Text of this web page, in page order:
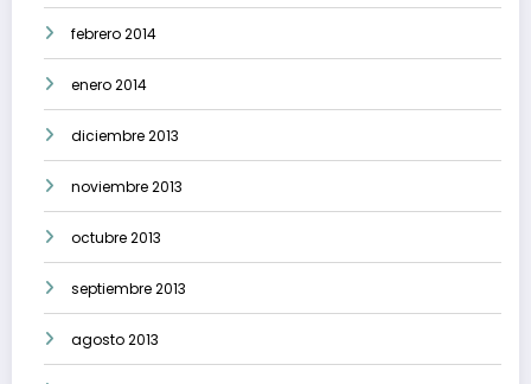
febrero 2014
enero 2014
diciembre 2013
noviembre 2013
octubre 2013
septiembre 2013
agosto 2013